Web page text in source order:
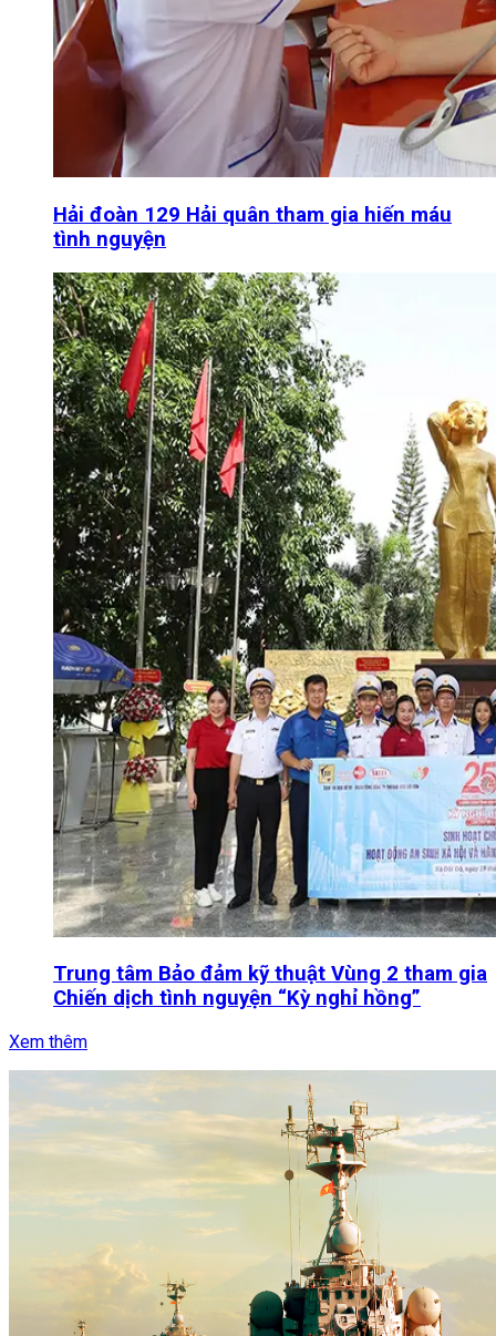
Hải đoàn 129 Hải quân tham gia hiến máu
tình nguyện
Trung tâm Bảo đảm kỹ thuật Vùng 2 tham gia
Chiến dịch tình nguyện “Kỳ nghỉ hồng”
Xem thêm